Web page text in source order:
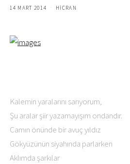
14 MART 2014 HICRAN
Kalemin yaralarını sarıyorum,
Şu aralar şiir yazamayışım ondandır.
Camın önünde bir avuç yıldız
Gökyüzünün siyahında parlarken
Aklımda şarkılar